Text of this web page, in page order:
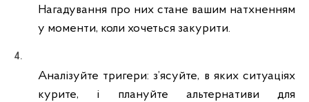
Нагадування про них стане вашим натхненням
у моменти, коли хочеться закурити.
Аналізуйте тригери: з’ясуйте, в яких ситуаціях
курите, і плануйте альтернативи для